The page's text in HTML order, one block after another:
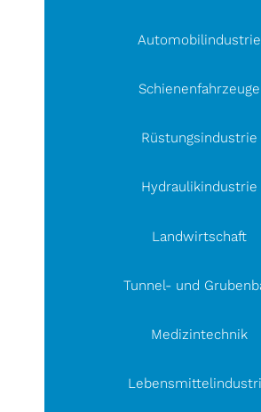
Automobilindustrie
Schienenfahrzeuge
Rüstungsindustrie
Hydraulikindustrie
Landwirtschaft
Tunnel- und
Medizintechnik